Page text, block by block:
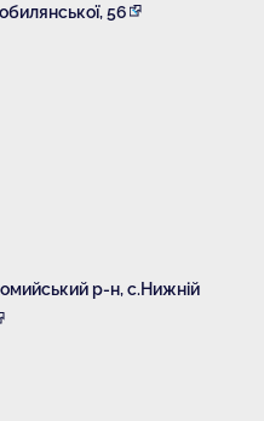
56
р-н, с.Нижній